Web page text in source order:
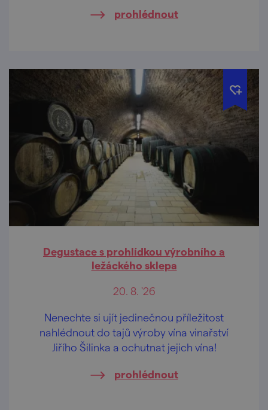
prohlédnout
Degustace s prohlídkou výrobního a
ležáckého sklepa
20. 8. '26
Nenechte si ujít jedinečnou příležitost
nahlédnout do tajů výroby vína vinařství
Jiřího Šilinka a ochutnat jejich vína!
prohlédnout